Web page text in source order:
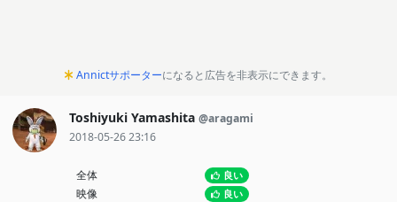
Annictサポーターになると広告を非表示にできます。
Toshiyuki Yamashita @aragami
2018-05-26 23:16
全体 良い
映像 良い